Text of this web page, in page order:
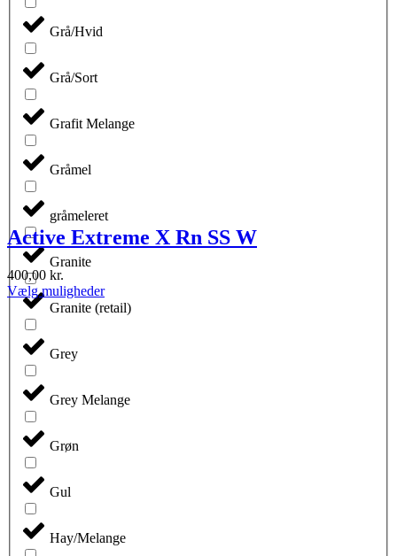
Grå/Hvid
Grå/Sort
Grafit Melange
Gråmel
gråmeleret
Granite
Granite (retail)
Grey
Grey Melange
Grøn
Gul
Hay/Melange
Active Extreme X Rn SS W
400,00 kr.
Vælg mulighederDette
vare
vælges